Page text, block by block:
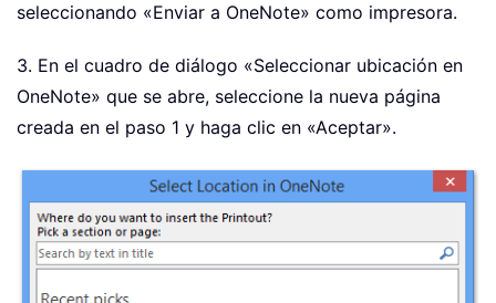
seleccionando «Enviar a OneNote» como impresora.
3. En el cuadro de diálogo «Seleccionar ubicación en
OneNote» que se abre, seleccione la nueva página
creada en el paso 1 y haga clic en «Aceptar».